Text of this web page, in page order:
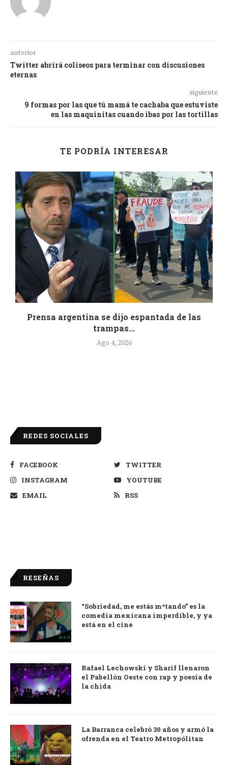
anterior
Twitter abrirá coliseos para terminar con discusiones
eternas
siguiente
9 formas por las que tú mamá te cachaba que estuviste
en las maquinitas cuando ibas por las tortillas
TE PODRÍA INTERESAR
Prensa argentina se dijo espantada de las
trampas...
Ago 4, 2026
REDES SOCIALES
FACEBOOK
TWITTER
INSTAGRAM
YOUTUBE
EMAIL
RSS
RESEÑAS
9.0
“Sobriedad, me estás m*tando” es la
comedia mexicana imperdible, y ya
está en el cine
Rafael Lechowski y Sharif llenaron
el Pabellón Oeste con rap y poesía de
la chida
La Barranca celebró 30 años y armó la
ofrenda en el Teatro Metropólitan